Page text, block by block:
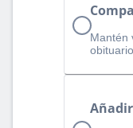
Mantén